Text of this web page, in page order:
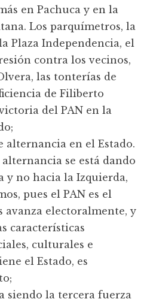
en Pachuca y en la
Los parquímetros, la
Plaza Independencia, el
contra los vecinos,
las tonterías de
de Filiberto
del PAN en la
alternancia en el Estado.
se está dando
y no hacia la Izquierda,
pues el PAN es el
avanza electoralmente, y
características
culturales e
el Estado, es
siendo la tercera fuerza